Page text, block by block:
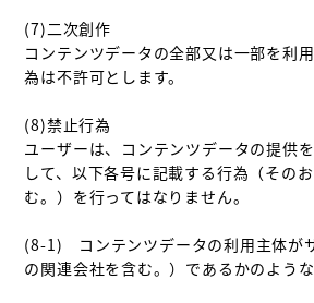
(7)二次創作
コンテンツデータの全部又は一部を利
為は不許可とします。
(8)禁止行為
ユーザーは、コンテンツデータの提供
して、以下各号に記載する行為（その
む。）を行ってはなりません。
(8-1)　コンテンツデータの利用主体が
の関連会社を含む。）であるかのよう